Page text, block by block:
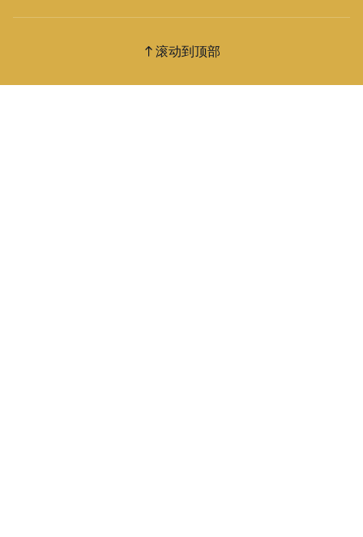
滚动到顶部